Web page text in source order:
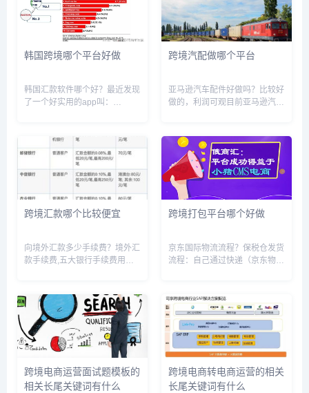
专业方面就业市场还是非常不错
的。...
洲第一，创立于1995年，业...
韩国跨境哪个平台好做
韩国汇款软件哪个好？最近发现
了一个好实用的app叫：
付宝官方合作推出的小额跨境汇
款产品。只需要通过手机就能将
韩币汇款至中国...
跨境汽配做哪个平台
亚马逊汽车配件好做吗？比较好
做的，利润可观目前亚马逊汽车
人家都是备货在海外仓的。冠通
分销 - 跨境电商海外仓外贸货源
一件代发分销平台做海外仓分...
跨境汇款哪个比较便宜
向境外汇款多少手续费？境外汇
款手续费,五大银行手续费用一
笔,最高260人民币/笔;交通银行:
按汇款金额的0.10%收取,费用
最低20人民币/...
跨境打包平台哪个好做
京东国际物流流程？保税仓发货
流程：自己通过快递（京东物
——统一运往国内——进入保税
仓储存（受到海关监督）——平
台售出——商品出保税仓，缴关
税、清...
跨境电商运营面试题模板的
相关长尾关键词有什么
跨境电商转电商运营的相关
长尾关键词有什么